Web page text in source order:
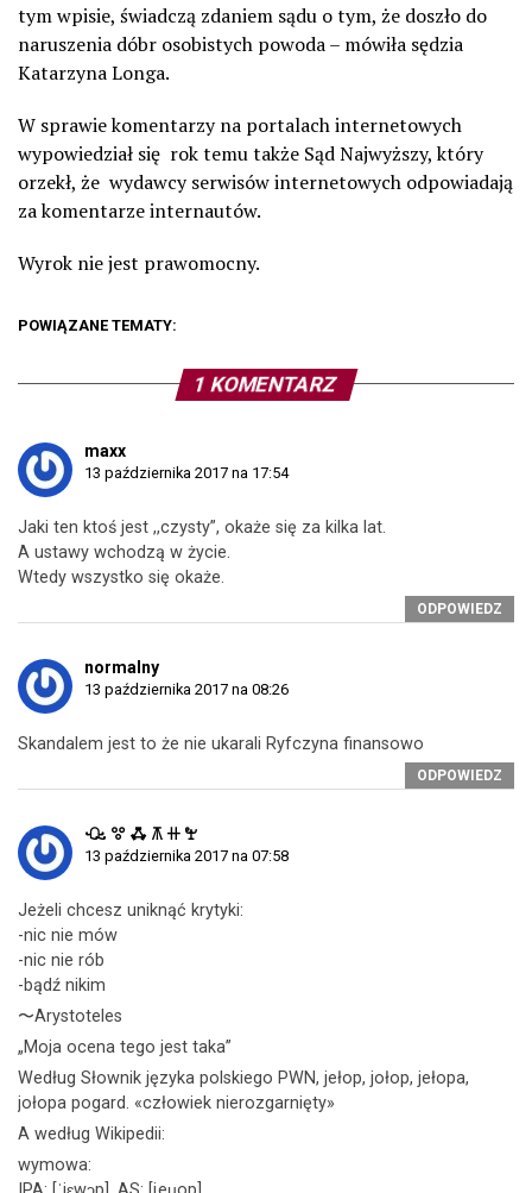
tym wpisie, świadczą zdaniem sądu o tym, że doszło do
naruszenia dóbr osobistych powoda – mówiła sędzia
Katarzyna Longa.
W sprawie komentarzy na portalach internetowych
wypowiedział się rok temu także Sąd Najwyższy, który
orzekł, że wydawcy serwisów internetowych odpowiadają
za komentarze internautów.
Wyrok nie jest prawomocny.
POWIĄZANE TEMATY:
1 KOMENTARZ
maxx
13 października 2017 na 17:54
Jaki ten ktoś jest ,,czysty”, okaże się za kilka lat.
A ustawy wchodzą w życie.
Wtedy wszystko się okaże.
ODPOWIEDZ
normalny
13 października 2017 na 08:26
Skandalem jest to że nie ukarali Ryfczyna finansowo
ODPOWIEDZ
ꘐ ꖜ ꗈ ꕧ ꔠ ꖟ
13 października 2017 na 07:58
Jeżeli chcesz uniknąć krytyki:
-nic nie mów
-nic nie rób
-bądź nikim
〜Arystoteles
„Moja ocena tego jest taka”
Według Słownik języka polskiego PWN, jełop, jołop, jełopa,
jołopa pogard. «człowiek nierozgarnięty»
A według Wikipedii:
wymowa: